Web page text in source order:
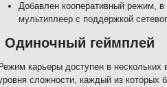
Добавлен кооперативный режим, в
мультиплеер с поддержкой
Одиночный геймплей
Режим карьеры доступен в
сложности, каждый из которых